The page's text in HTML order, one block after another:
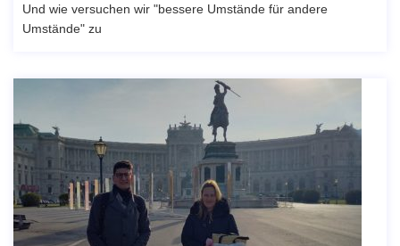
Und wie versuchen wir "bessere Umstände für andere
Umstände" zu